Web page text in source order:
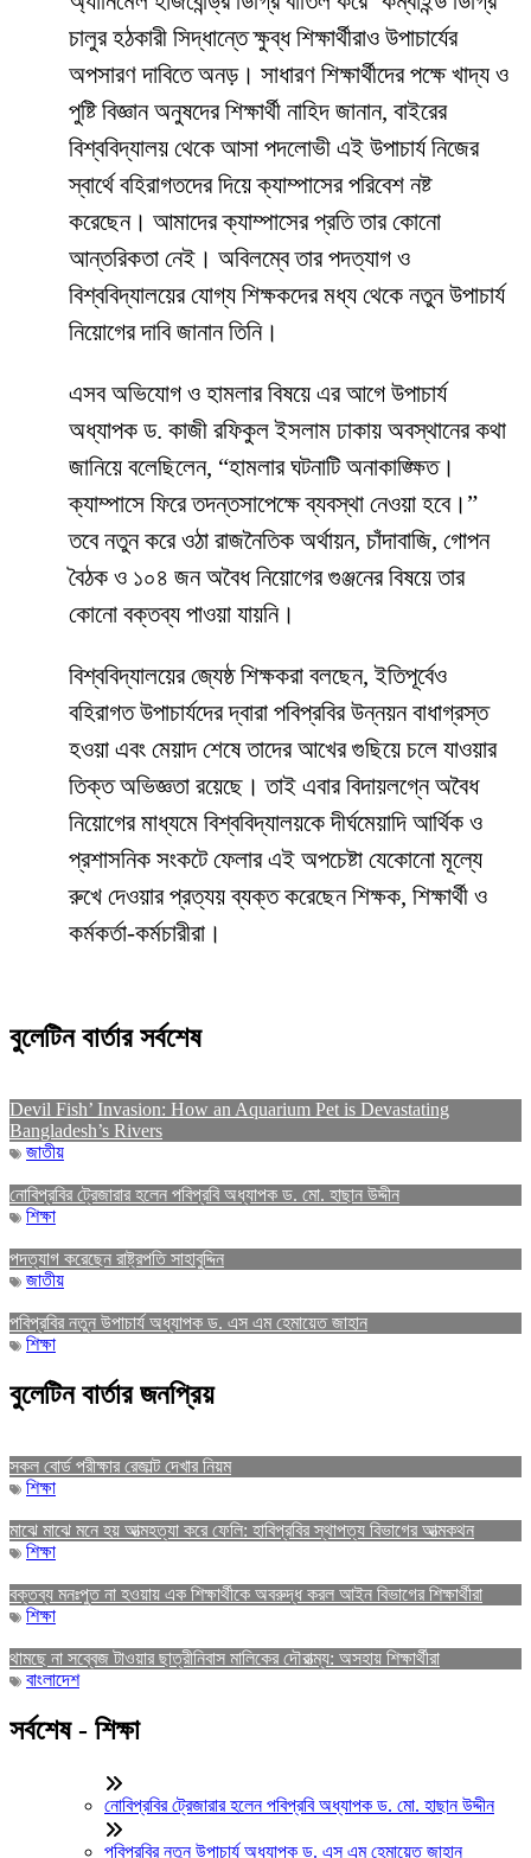
চালুর হঠকারী সিদ্ধান্তে ক্ষুব্ধ শিক্ষার্থীরাও উপাচার্যের
অপসারণ দাবিতে অনড়। সাধারণ শিক্ষার্থীদের পক্ষে খাদ্য ও
পুষ্টি বিজ্ঞান অনুষদের শিক্ষার্থী নাহিদ জানান, বাইরের
বিশ্ববিদ্যালয় থেকে আসা পদলোভী এই উপাচার্য নিজের
স্বার্থে বহিরাগতদের দিয়ে ক্যাম্পাসের পরিবেশ নষ্ট
করেছেন। আমাদের ক্যাম্পাসের প্রতি তার কোনো
আন্তরিকতা নেই। অবিলম্বে তার পদত্যাগ ও
বিশ্ববিদ্যালয়ের যোগ্য শিক্ষকদের মধ্য থেকে নতুন উপাচার্য
নিয়োগের দাবি জানান তিনি।
​এসব অভিযোগ ও হামলার বিষয়ে এর আগে উপাচার্য
অধ্যাপক ড. কাজী রফিকুল ইসলাম ঢাকায় অবস্থানের কথা
জানিয়ে বলেছিলেন, “হামলার ঘটনাটি অনাকাঙ্ক্ষিত।
ক্যাম্পাসে ফিরে তদন্তসাপেক্ষে ব্যবস্থা নেওয়া হবে।”
তবে নতুন করে ওঠা রাজনৈতিক অর্থায়ন, চাঁদাবাজি, গোপন
বৈঠক ও ১০৪ জন অবৈধ নিয়োগের গুঞ্জনের বিষয়ে তার
কোনো বক্তব্য পাওয়া যায়নি।
​বিশ্ববিদ্যালয়ের জ্যেষ্ঠ শিক্ষকরা বলছেন, ইতিপূর্বেও
বহিরাগত উপাচার্যদের দ্বারা পবিপ্রবির উন্নয়ন বাধাগ্রস্ত
হওয়া এবং মেয়াদ শেষে তাদের আখের গুছিয়ে চলে যাওয়ার
তিক্ত অভিজ্ঞতা রয়েছে। তাই এবার বিদায়লগ্নে অবৈধ
নিয়োগের মাধ্যমে বিশ্ববিদ্যালয়কে দীর্ঘমেয়াদি আর্থিক ও
প্রশাসনিক সংকটে ফেলার এই অপচেষ্টা যেকোনো মূল্যে
রুখে দেওয়ার প্রত্যয় ব্যক্ত করেছেন শিক্ষক, শিক্ষার্থী ও
কর্মকর্তা-কর্মচারীরা।
বুলেটিন বার্তার সর্বশেষ
Devil Fish’ Invasion: How an Aquarium Pet is Devastating
Bangladesh’s Rivers
জাতীয়
নোবিপ্রবির ট্রেজারার হলেন পবিপ্রবি অধ্যাপক ড. মো. হাছান উদ্দীন
শিক্ষা
পদত্যাগ করেছেন রাষ্ট্রপতি সাহাবুদ্দিন
জাতীয়
পবিপ্রবির নতুন উপাচার্য অধ্যাপক ড. এস এম হেমায়েত জাহান
শিক্ষা
বুলেটিন বার্তার জনপ্রিয়
সকল বোর্ড পরীক্ষার রেজাল্ট দেখার নিয়ম
শিক্ষা
মাঝে মাঝে মনে হয় আত্মহত্যা করে ফেলি: হাবিপ্রবির স্থাপত্য বিভাগের আত্মকথন
শিক্ষা
বক্তব্য মনঃপুত না হওয়ায় এক শিক্ষার্থীকে অবরুদ্ধ করল আইন বিভাগের শিক্ষার্থীরা
শিক্ষা
থামছে না সব্বেজ টাওয়ার ছাত্রীনিবাস মালিকের দৌরাত্ম্য: অসহায় শিক্ষার্থীরা
বাংলাদেশ
সর্বশেষ - শিক্ষা
নোবিপ্রবির ট্রেজারার হলেন পবিপ্রবি অধ্যাপক ড. মো. হাছান উদ্দীন
পবিপ্রবির নতুন উপাচার্য অধ্যাপক ড. এস এম হেমায়েত জাহান